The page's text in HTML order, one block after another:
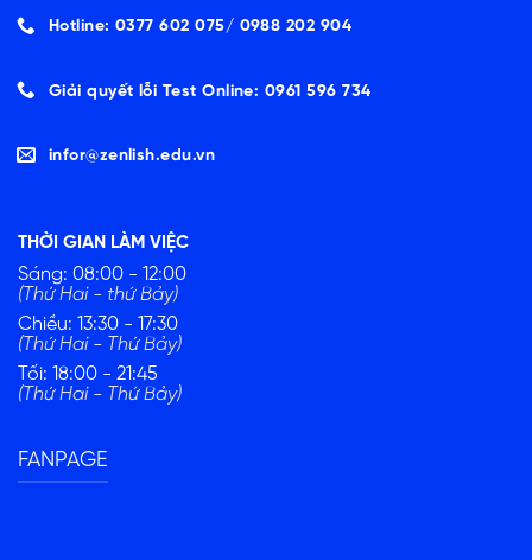
Hotline: 0377 602 075/ ‭0988 202 904‬
Giải quyết lỗi Test Online: 0961 596 734
infor@zenlish.edu.vn
THỜI GIAN LÀM VIỆC
Sáng: 08:00 - 12:00
(Thứ Hai - thứ Bảy)
Chiều: 13:30 - 17:30
(Thứ Hai - Thứ Bảy)
Tối: 18:00 - 21:45
(Thứ Hai - Thứ Bảy)
FANPAGE